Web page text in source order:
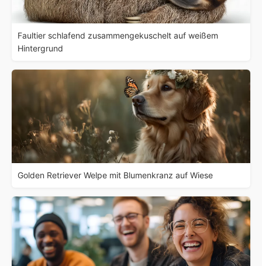
Faultier schlafend zusammengekuschelt auf weißem
Hintergrund
Golden Retriever Welpe mit Blumenkranz auf Wiese